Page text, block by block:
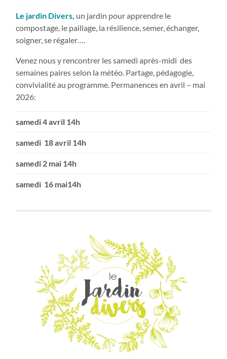
Le jardin Divers, un jardin pour apprendre le
compostage, le paillage, la résilience, semer, échanger,
soigner, se régaler….
Venez nous y rencontrer les samedi après-midi des
semaines paires selon la météo. Partage, pédagogie,
convivialité au programme. Permanences en avril – mai
2026:
samedi 4 avril 14h
samedi 18 avril 14h
samedi 2 mai 14h
samedi 16 mai14h